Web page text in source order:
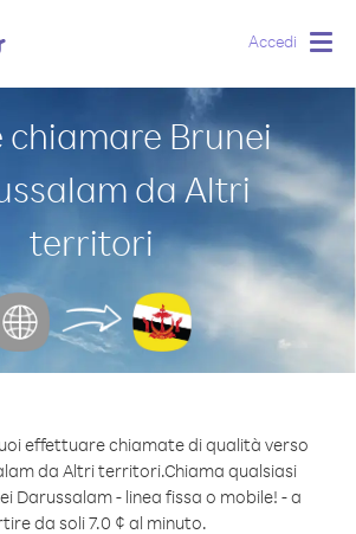
Accedi
chiamare Brunei
da Altri
territori
effettuare chiamate di qualità verso
da Altri territori.Chiama qualsiasi
Darussalam - linea fissa o mobile! - a
da soli 7.0 ¢ al minuto.